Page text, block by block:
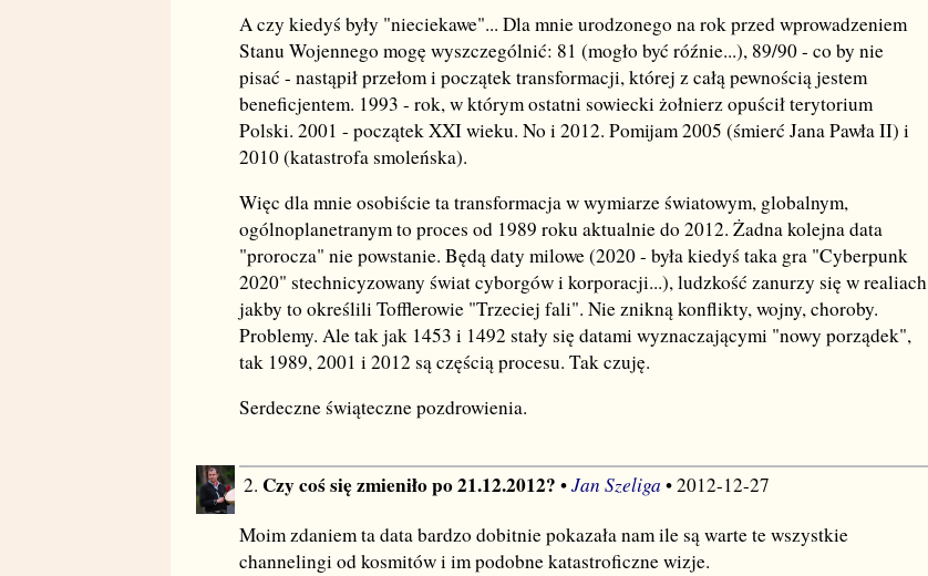
A czy kiedyś były "nieciekawe"... Dla mnie urodzonego na rok przed wprowadzeniem
Stanu Wojennego mogę wyszczególnić: 81 (mogło być róźnie...), 89/90 - co by nie
pisać - nastąpił przełom i początek transformacji, której z całą pewnością jestem
beneficjentem. 1993 - rok, w którym ostatni sowiecki żołnierz opuścił terytorium
Polski. 2001 - początek XXI wieku. No i 2012. Pomijam 2005 (śmierć Jana Pawła II) i
2010 (katastrofa smoleńska).
Więc dla mnie osobiście ta transformacja w wymiarze światowym, globalnym,
ogólnoplanetranym to proces od 1989 roku aktualnie do 2012. Żadna kolejna data
"prorocza" nie powstanie. Będą daty milowe (2020 - była kiedyś taka gra "Cyberpunk
2020" stechnicyzowany świat cyborgów i korporacji...), ludzkość zanurzy się w realiach
jakby to określili Tofflerowie "Trzeciej fali". Nie znikną konflikty, wojny, choroby.
Problemy. Ale tak jak 1453 i 1492 stały się datami wyznaczającymi "nowy porządek",
tak 1989, 2001 i 2012 są częścią procesu. Tak czuję.
Serdeczne świąteczne pozdrowienia.
2. Czy coś się zmieniło po 21.12.2012? •Jan Szeliga • 2012-12-27
Moim zdaniem ta data bardzo dobitnie pokazała nam ile są warte te wszystkie
channelingi od kosmitów i im podobne katastroficzne wizje.